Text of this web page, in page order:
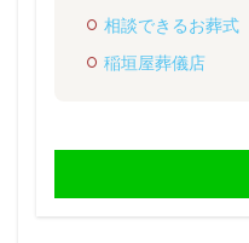
相談できるお葬
稲垣屋葬儀店